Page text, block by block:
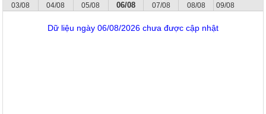
03/08
04/08
05/08
06/08
07/08
08/08
09/08
Dữ liệu ngày 06/08/2026 chưa được cập nhật